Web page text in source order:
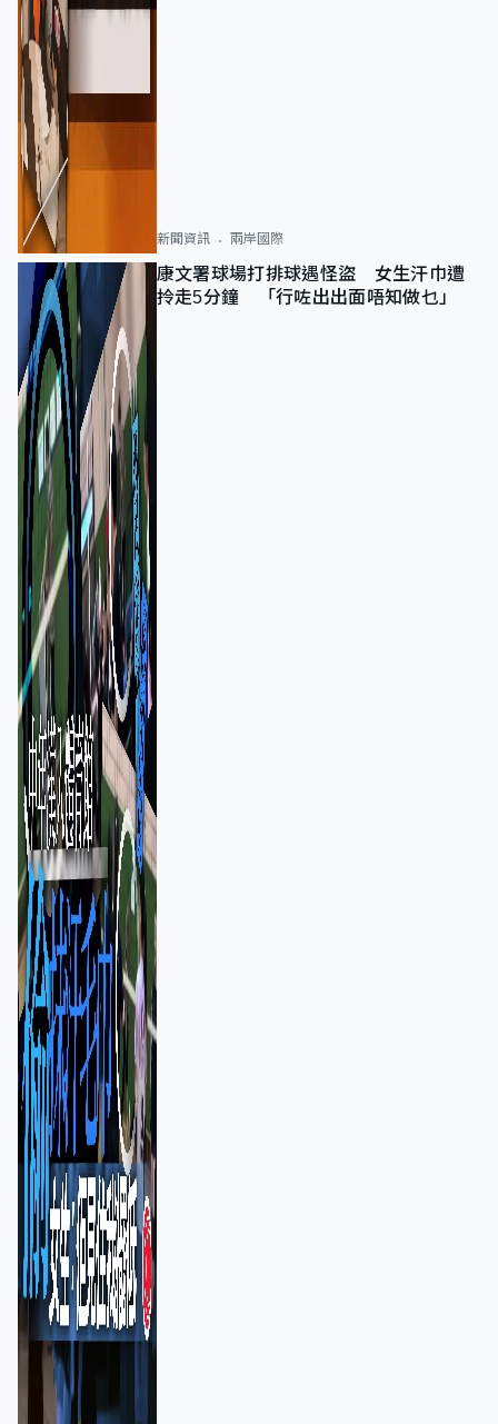
新聞資訊 兩岸國際
康文署球場打排球遇怪盜 女生汗巾遭
拎走5分鐘 「行咗出出面唔知做乜」